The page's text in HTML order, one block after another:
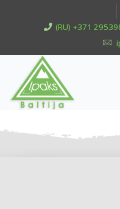
(RU) +371